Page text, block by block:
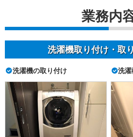
業務内
洗濯機取り付け・取
洗濯機の取り付け 洗